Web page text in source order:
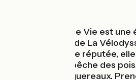
St Gilles Croix de Vie est une
incontournable de La
Station balnéaire réputée,
actif axé sur la pêche des
sardines et maquereaux.